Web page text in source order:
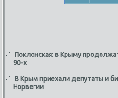
Поклонская: в Крыму
90-х
В Крым приехали депутаты и
Норвегии